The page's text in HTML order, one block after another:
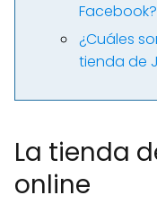
Facebook?
¿Cuáles
tienda de
La tienda
online